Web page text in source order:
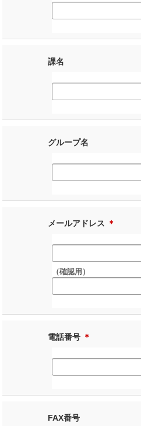
課名
グループ名
メールアドレス ＊
（確認用）
電話番号 ＊
FAX番号